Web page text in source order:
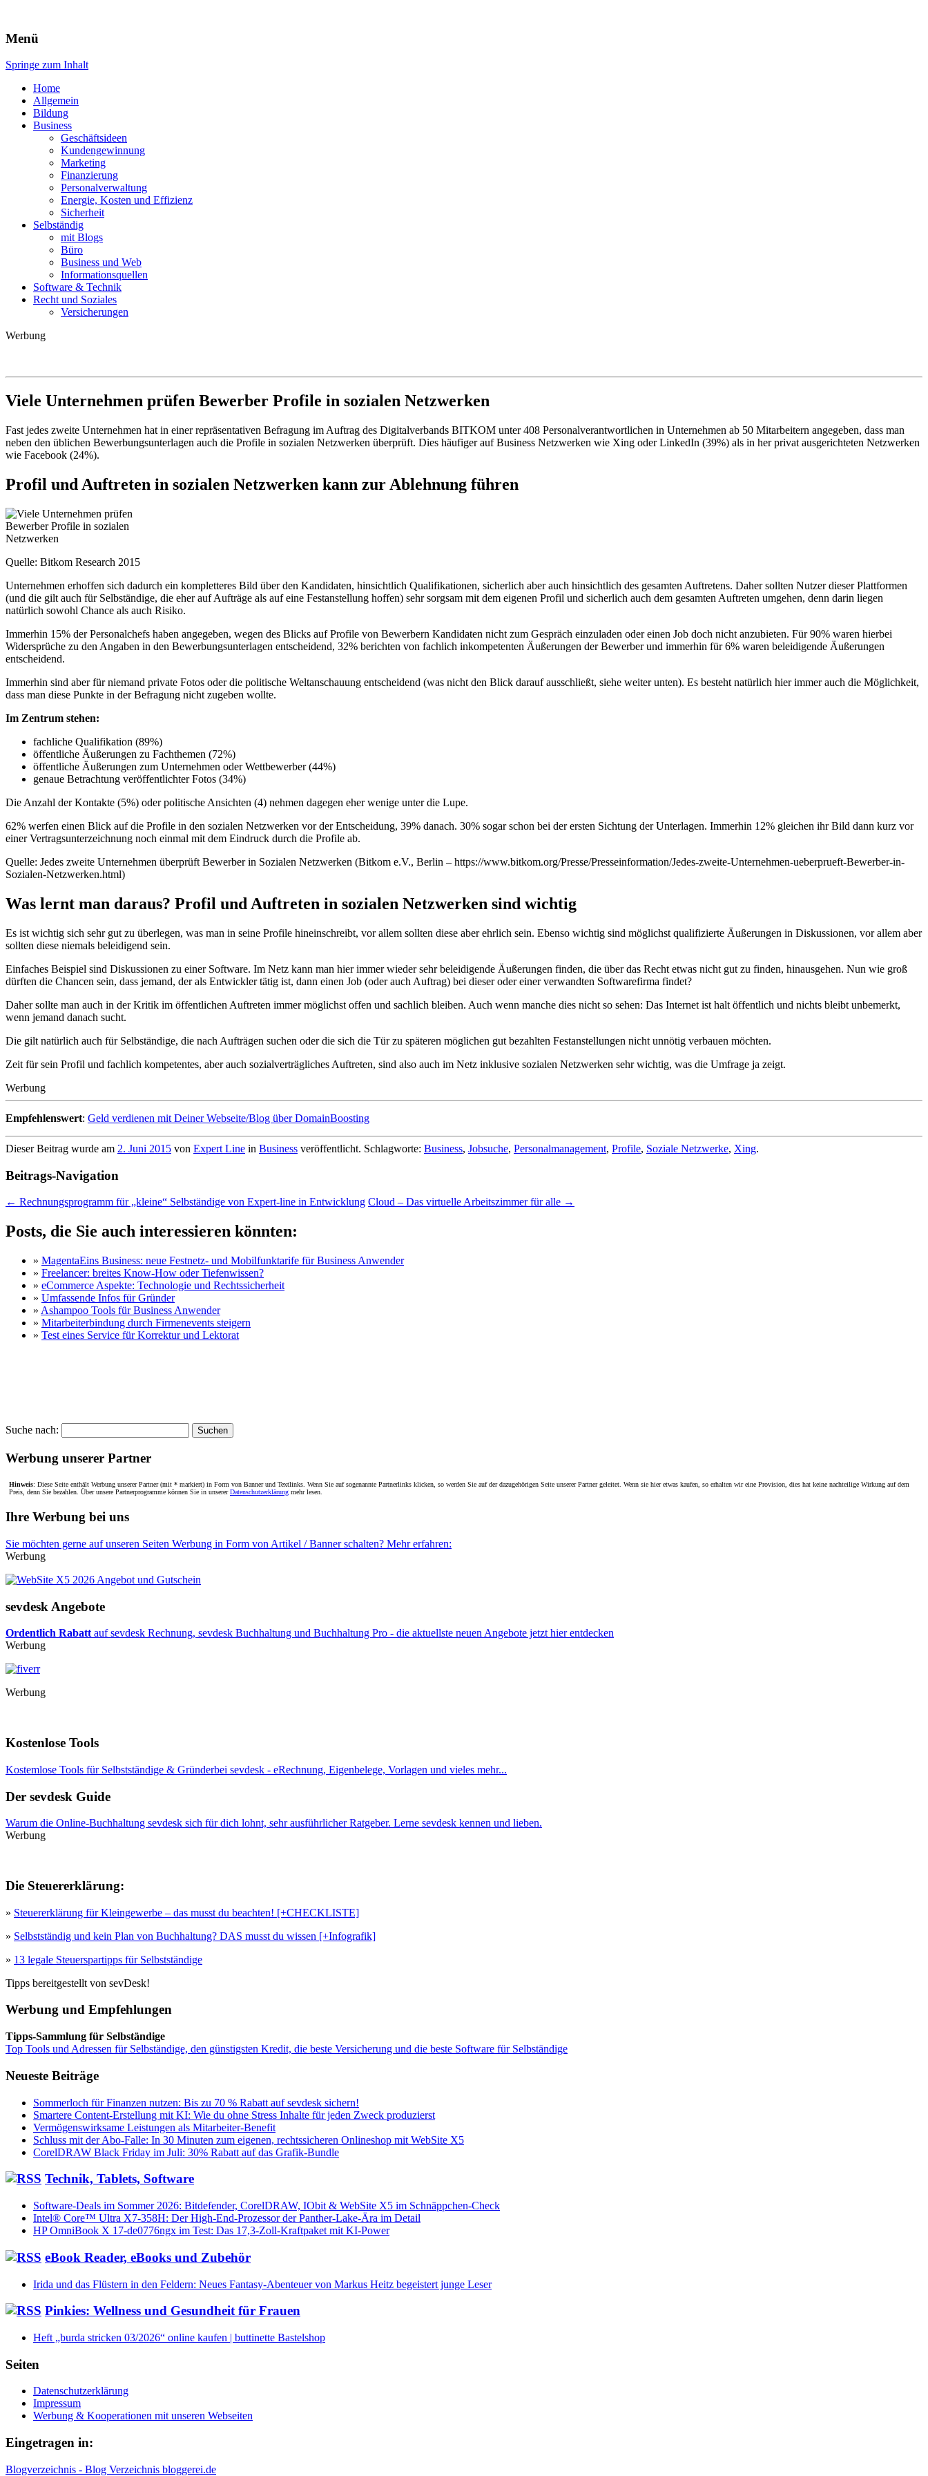
Expert-Line
Menü
Springe zum Inhalt
Home
Allgemein
Bildung
Business
Geschäftsideen
Kundengewinnung
Marketing
Finanzierung
Personalverwaltung
Energie, Kosten und Effizienz
Sicherheit
Selbständig
mit Blogs
Büro
Business und Web
Informationsquellen
Software & Technik
Recht und Soziales
Versicherungen
Werbung
Viele Unternehmen prüfen Bewerber Profile in sozialen Netzwerken
Fast jedes zweite Unternehmen hat in einer repräsentativen Befragung im Auftrag des Digitalverbands BITKOM unter 408 Personalverantwortlichen in Unternehmen ab 50 Mitarbeitern angegeben, dass man
neben den üblichen Bewerbungsunterlagen auch die Profile in sozialen Netzwerken überprüft. Dies häufiger auf Business Netzwerken wie Xing oder LinkedIn (39%) als in her privat ausgerichteten Netzwerken
wie Facebook (24%).
Profil und Auftreten in sozialen Netzwerken kann zur Ablehnung führen
Quelle: Bitkom Research 2015
Unternehmen erhoffen sich dadurch ein kompletteres Bild über den Kandidaten, hinsichtlich Qualifikationen, sicherlich aber auch hinsichtlich des gesamten Auftretens. Daher sollten Nutzer dieser Plattformen
(und die gilt auch für Selbständige, die eher auf Aufträge als auf eine Festanstellung hoffen) sehr sorgsam mit dem eigenen Profil und sicherlich auch dem gesamten Auftreten umgehen, denn darin liegen
natürlich sowohl Chance als auch Risiko.
Immerhin 15% der Personalchefs haben angegeben, wegen des Blicks auf Profile von Bewerbern Kandidaten nicht zum Gespräch einzuladen oder einen Job doch nicht anzubieten. Für 90% waren hierbei
Widersprüche zu den Angaben in den Bewerbungsunterlagen entscheidend, 32% berichten von fachlich inkompetenten Äußerungen der Bewerber und immerhin für 6% waren beleidigende Äußerungen
entscheidend.
Immerhin sind aber für niemand private Fotos oder die politische Weltanschauung entscheidend (was nicht den Blick darauf ausschließt, siehe weiter unten). Es besteht natürlich hier immer auch die Möglichkeit,
dass man diese Punkte in der Befragung nicht zugeben wollte.
Im Zentrum stehen:
fachliche Qualifikation (89%)
öffentliche Äußerungen zu Fachthemen (72%)
öffentliche Äußerungen zum Unternehmen oder Wettbewerber (44%)
genaue Betrachtung veröffentlichter Fotos (34%)
Die Anzahl der Kontakte (5%) oder politische Ansichten (4) nehmen dagegen eher wenige unter die Lupe.
62% werfen einen Blick auf die Profile in den sozialen Netzwerken vor der Entscheidung, 39% danach. 30% sogar schon bei der ersten Sichtung der Unterlagen. Immerhin 12% gleichen ihr Bild dann kurz vor
einer Vertragsunterzeichnung noch einmal mit dem Eindruck durch die Profile ab.
Quelle: Jedes zweite Unternehmen überprüft Bewerber in Sozialen Netzwerken (Bitkom e.V., Berlin – https://www.bitkom.org/Presse/Presseinformation/Jedes-zweite-Unternehmen-ueberprueft-Bewerber-in-
Sozialen-Netzwerken.html)
Was lernt man daraus? Profil und Auftreten in sozialen Netzwerken sind wichtig
Es ist wichtig sich sehr gut zu überlegen, was man in seine Profile hineinschreibt, vor allem sollten diese aber ehrlich sein. Ebenso wichtig sind möglichst qualifizierte Äußerungen in Diskussionen, vor allem aber
sollten diese niemals beleidigend sein.
Einfaches Beispiel sind Diskussionen zu einer Software. Im Netz kann man hier immer wieder sehr beleidigende Äußerungen finden, die über das Recht etwas nicht gut zu finden, hinausgehen. Nun wie groß
dürften die Chancen sein, dass jemand, der als Entwickler tätig ist, dann einen Job (oder auch Auftrag) bei dieser oder einer verwandten Softwarefirma findet?
Daher sollte man auch in der Kritik im öffentlichen Auftreten immer möglichst offen und sachlich bleiben. Auch wenn manche dies nicht so sehen: Das Internet ist halt öffentlich und nichts bleibt unbemerkt,
wenn jemand danach sucht.
Die gilt natürlich auch für Selbständige, die nach Aufträgen suchen oder die sich die Tür zu späteren möglichen gut bezahlten Festanstellungen nicht unnötig verbauen möchten.
Zeit für sein Profil und fachlich kompetentes, aber auch sozialverträgliches Auftreten, sind also auch im Netz inklusive sozialen Netzwerken sehr wichtig, was die Umfrage ja zeigt.
Werbung
Empfehlenswert: Geld verdienen mit Deiner Webseite/Blog über DomainBoosting
Dieser Beitrag wurde am 2. Juni 2015 von Expert Line in Business veröffentlicht. Schlagworte: Business, Jobsuche, Personalmanagement, Profile, Soziale Netzwerke, Xing.
Beitrags-Navigation
← Rechnungsprogramm für „kleine“ Selbständige von Expert-line in Entwicklung Cloud – Das virtuelle Arbeitszimmer für alle →
Posts, die Sie auch interessieren könnten:
» MagentaEins Business: neue Festnetz- und Mobilfunktarife für Business Anwender
» Freelancer: breites Know-How oder Tiefenwissen?
» eCommerce Aspekte: Technologie und Rechtssicherheit
» Umfassende Infos für Gründer
» Ashampoo Tools für Business Anwender
» Mitarbeiterbindung durch Firmenevents steigern
» Test eines Service für Korrektur und Lektorat
Suche nach:
Werbung unserer Partner
Hinweis: Diese Seite enthält Werbung unserer Partner (mit * markiert) in Form von Banner und Textlinks. Wenn Sie auf sogenannte Partnerlinks klicken, so werden Sie auf der dazugehörigen Seite unserer Partner geleitet. Wenn sie hier etwas kaufen, so erhalten wir eine Provision, dies hat keine nachteilige Wirkung auf dem
Preis, denn Sie bezahlen. Über unsere Partnerprogramme können Sie in unsererDatenschutzerklärung mehr lesen.
Ihre Werbung bei uns
Sie möchten gerne auf unseren Seiten Werbung in Form von Artikel / Banner schalten? Mehr erfahren:
Werbung
sevdesk Angebote
Ordentlich Rabattauf sevdesk Rechnung, sevdesk Buchhaltung und Buchhaltung Pro - die aktuellste neuen Angebote jetzt hier entdecken
Werbung
Werbung
Kostenlose Tools
Kostemlose Tools für Selbstständige & Gründerbei sevdesk - eRechnung, Eigenbelege, Vorlagen und vieles mehr...
Der sevdesk Guide
Warum die Online-Buchhaltung sevdesk sich für dich lohnt, sehr ausführlicher Ratgeber. Lerne sevdesk kennen und lieben.
Werbung
Die Steuererklärung:
» Steuererklärung für Kleingewerbe – das musst du beachten! [+CHECKLISTE]
» Selbstständig und kein Plan von Buchhaltung? DAS musst du wissen [+Infografik]
» 13 legale Steuerspartipps für Selbstständige
Tipps bereitgestellt von sevDesk!
Werbung und Empfehlungen
Tipps-Sammlung für Selbständige
Top Tools und Adressen für Selbständige, den günstigsten Kredit, die beste Versicherung und die beste Software für Selbständige
Neueste Beiträge
Sommerloch für Finanzen nutzen: Bis zu 70 % Rabatt auf sevdesk sichern!
Smartere Content-Erstellung mit KI: Wie du ohne Stress Inhalte für jeden Zweck produzierst
Vermögenswirksame Leistungen als Mitarbeiter-Benefit
Schluss mit der Abo-Falle: In 30 Minuten zum eigenen, rechtssicheren Onlineshop mit WebSite X5
CorelDRAW Black Friday im Juli: 30% Rabatt auf das Grafik-Bundle
Technik, Tablets, Software
Software-Deals im Sommer 2026: Bitdefender, CorelDRAW, IObit & WebSite X5 im Schnäppchen-Check
Intel® Core™ Ultra X7-358H: Der High-End-Prozessor der Panther-Lake-Ära im Detail
HP OmniBook X 17-de0776ngx im Test: Das 17,3-Zoll-Kraftpaket mit KI-Power
eBook Reader, eBooks und Zubehör
Irida und das Flüstern in den Feldern: Neues Fantasy-Abenteuer von Markus Heitz begeistert junge Leser
Pinkies: Wellness und Gesundheit für Frauen
Heft „burda stricken 03/2026“ online kaufen | buttinette Bastelshop
Seiten
Datenschutzerklärung
Impressum
Werbung & Kooperationen mit unseren Webseiten
Eingetragen in:
Blogverzeichnis - Blog Verzeichnis bloggerei.de